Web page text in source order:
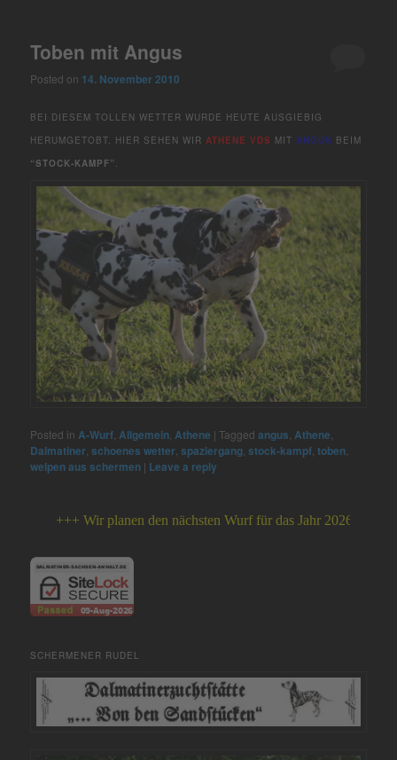
Toben mit Angus
Posted on 14. November 2010
BEI DIESEM TOLLEN WETTER WURDE HEUTE AUSGIEBIG
HERUMGETOBT. HIER SEHEN WIRATHENE VDS MITANGUS BEIM
“STOCK-KAMPF” .
Posted in A-Wurf Allgemein Athene |Tagged angus Athene
Dalmatiner ,schoenes wetter ,spaziergang ,stock-kampf ,toben
welpen aus schermen | Leave a reply
+++ Wir planen den nächsten Wurf für das Jahr 2026 +++
SCHERMENER RUDEL